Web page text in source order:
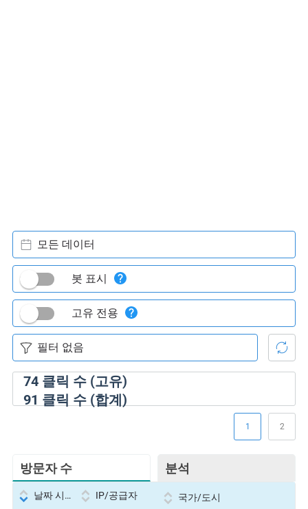
74클릭 수 (고유)
91 클릭 수 (합계)
모든 데이터
봇 표시
고유 전용
방문자 수 분석
1 2
날짜 시간 IP/공급자 국가/도시